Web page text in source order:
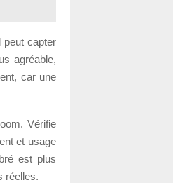
peut capter
agréable,
car une
Vérifie
et usage
est plus
réelles.